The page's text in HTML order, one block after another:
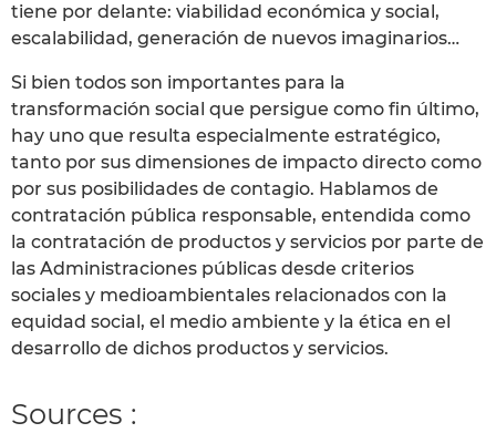
tiene por delante: viabilidad económica y social,
escalabilidad, generación de nuevos imaginarios…
Si bien todos son importantes para la
transformación social que persigue como fin último,
hay uno que resulta especialmente estratégico,
tanto por sus dimensiones de impacto directo como
por sus posibilidades de contagio. Hablamos de
contratación pública responsable, entendida como
la contratación de productos y servicios por parte de
las Administraciones públicas desde criterios
sociales y medioambientales relacionados con la
equidad social, el medio ambiente y la ética en el
desarrollo de dichos productos y servicios.
Sources :